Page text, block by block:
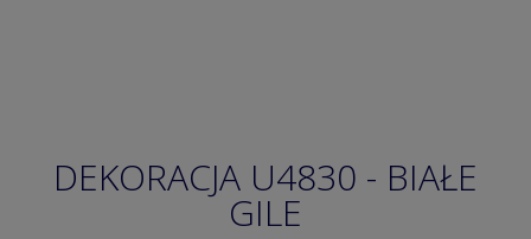
DEKORACJA U4830 - BIAŁE
GILE